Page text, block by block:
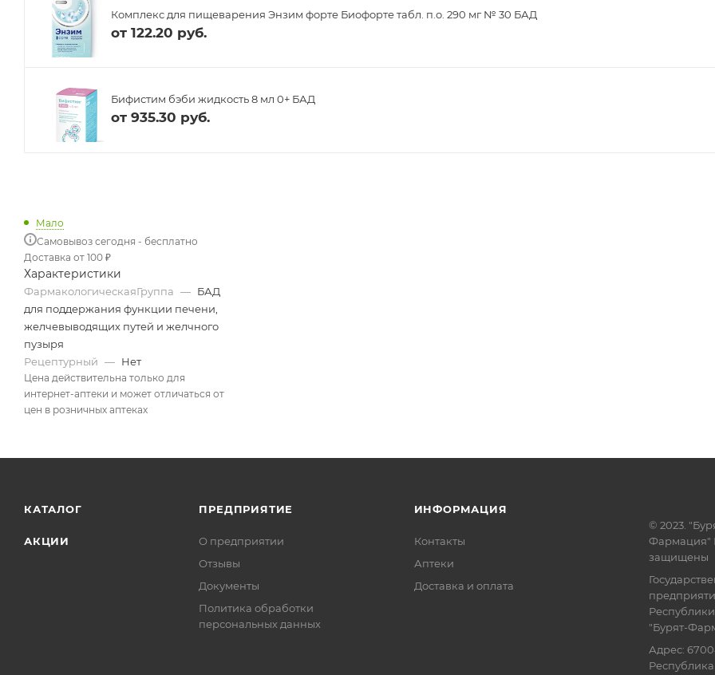
Комплекс для пищеварения Энзим форте Биофорте табл. п.о. 290 мг № 30 БАД
от 122.20 руб.
Бифистим бэби жидкость 8 мл 0+ БАД
от 935.30 руб.
Мало
Самовывоз сегодня - бесплатно
Доставка от 100 ₽
Характеристики
ФармакологическаяГруппа — БАД
для поддержания функции печени,
желчевыводящих путей и желчного
пузыря
Рецептурный — Нет
Цена действительна только для
интернет-аптеки и может отличаться от
цен в розничных аптеках
КАТАЛОГ
АКЦИИ
ПРЕДПРИЯТИЕ
О предприятии
Отзывы
Документы
Политика обработки
персональных данных
ИНФОРМАЦИЯ
Контакты
Аптеки
Доставка и оплата
© 2023.
Фармация"
защищены
"Бурят-
Адрес:
Республика